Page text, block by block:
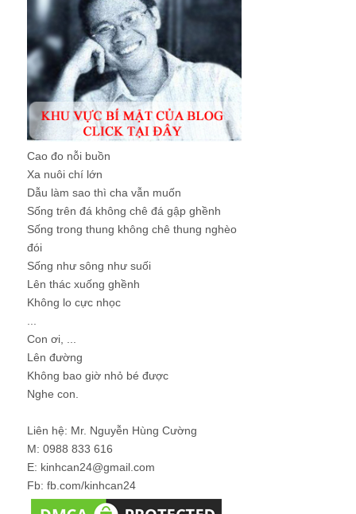
Cao đo nỗi buồn
Xa nuôi chí lớn
Dẫu làm sao thì cha vẫn muốn
Sống trên đá không chê đá gập ghềnh
Sống trong thung không chê thung nghèo
đói
Sống như sông như suối
Lên thác xuống ghềnh
Không lo cực nhọc
...
Con ơi, ...
Lên đường
Không bao giờ nhỏ bé được
Nghe con.
Liên hệ: Mr. Nguyễn Hùng Cường
M: 0988 833 616
E: kinhcan24@gmail.com
Fb: fb.com/kinhcan24